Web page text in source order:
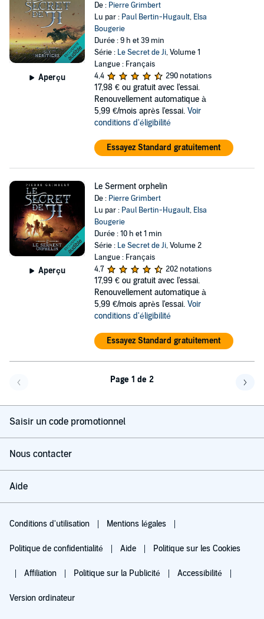
Aperçu
De : Pierre Grimbert
Lu par : Paul Bertin-Hugault, Elsa
Bougerie
Durée : 9 h et 39 min
Série : Le Secret de Ji, Volume 1
Langue : Français
4,4
290 notations
17,98 € ou gratuit avec l'essai.
Renouvellement automatique à
5,99 €/mois après l'essai. Voir
conditions d'éligibilité
Essayez Standard gratuitement
Aperçu
Le Serment orphelin
De : Pierre Grimbert
Lu par : Paul Bertin-Hugault, Elsa
Bougerie
Durée : 10 h et 1 min
Série : Le Secret de Ji, Volume 2
Langue : Français
4,7
202 notations
17,99 € ou gratuit avec l'essai.
Renouvellement automatique à
5,99 €/mois après l'essai. Voir
conditions d'éligibilité
Essayez Standard gratuitement
Page 1 de 2
Saisir un code promotionnel
Nous contacter
Aide
Conditions d'utilisation Mentions légales
Politique de confidentialité Aide Politique sur les Cookies
Affiliation Politique sur la Publicité Accessibilité
Version ordinateur